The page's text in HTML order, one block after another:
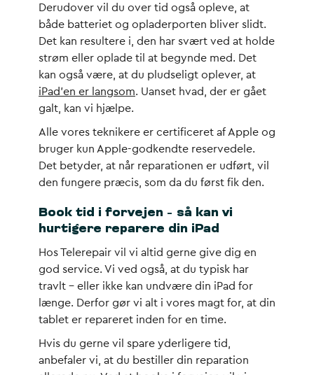
Derudover vil du over tid også opleve, at
både batteriet og opladerporten bliver slidt.
Det kan resultere i, den har svært ved at holde
strøm eller oplade til at begynde med. Det
kan også være, at du pludseligt oplever, at
iPad’en er langsom. Uanset hvad, der er gået
galt, kan vi hjælpe.
Alle vores teknikere er certificeret af Apple og
bruger kun Apple-godkendte reservedele.
Det betyder, at når reparationen er udført, vil
den fungere præcis, som da du først fik den.
Book tid i forvejen – så kan vi
hurtigere reparere din iPad
Hos Telerepair vil vi altid gerne give dig en
god service. Vi ved også, at du typisk har
travlt – eller ikke kan undvære din iPad for
længe. Derfor gør vi alt i vores magt for, at din
tablet er repareret inden for en time.
Hvis du gerne vil spare yderligere tid,
anbefaler vi, at du bestiller din reparation